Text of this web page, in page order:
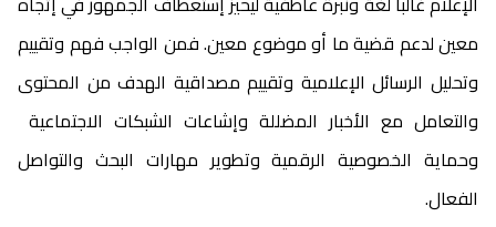
معين لدعم قضية ما أو موضوع معين. فمن الواجب فهم وتقييم
وتحليل الرسائل الإعلامية وتقييم مصداقية الهدف من المحتوى
والتعامل مع الأخبار المضللة وإشاعات الشبكات الاجتماعية
وحماية الخصوصية الرقمية وتطوير مهارات البحث والتواصل
الفعال.